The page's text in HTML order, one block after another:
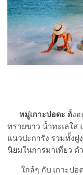
หมู่เกาะปอดะ ตั้ง
ทรายขาว น้ำทะเลใส
แนวปะการัง รวมทั้งฝู
นิยมในการมาเที่ยว
ใกล้ๆ กับ เกาะปอ